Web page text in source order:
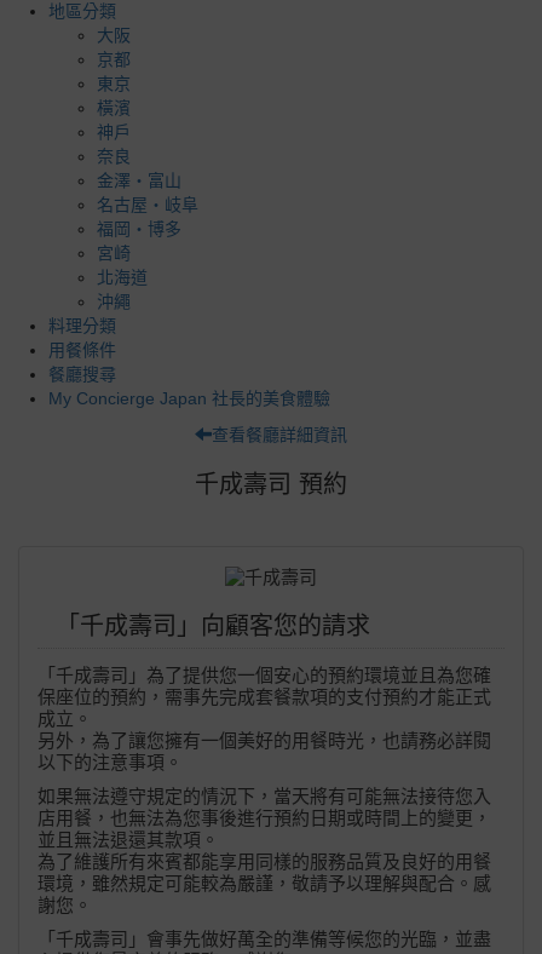
地區分類
大阪
京都
東京
橫濱
神戶
奈良
金澤・富山
名古屋・岐阜
福岡・博多
宮崎
北海道
沖繩
料理分類
用餐條件
餐廳搜尋
My Concierge Japan 社長的美食體驗
查看餐廳詳細資訊
千成壽司 預約
「千成壽司」向顧客您的請求
「千成壽司」為了提供您一個安心的預約環境並且為您確
保座位的預約，需事先完成套餐款項的支付預約才能正式
成立。
另外，為了讓您擁有一個美好的用餐時光，也請務必詳閱
以下的注意事項。
如果無法遵守規定的情況下，當天將有可能無法接待您入
店用餐，也無法為您事後進行預約日期或時間上的變更，
並且無法退還其款項。
為了維護所有來賓都能享用同樣的服務品質及良好的用餐
環境，雖然規定可能較為嚴謹，敬請予以理解與配合。感
謝您。
「千成壽司」會事先做好萬全的準備等候您的光臨，並盡